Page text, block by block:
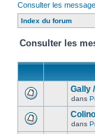
Consulter les
Index du forum
Consulter les
Gally
dans
dans